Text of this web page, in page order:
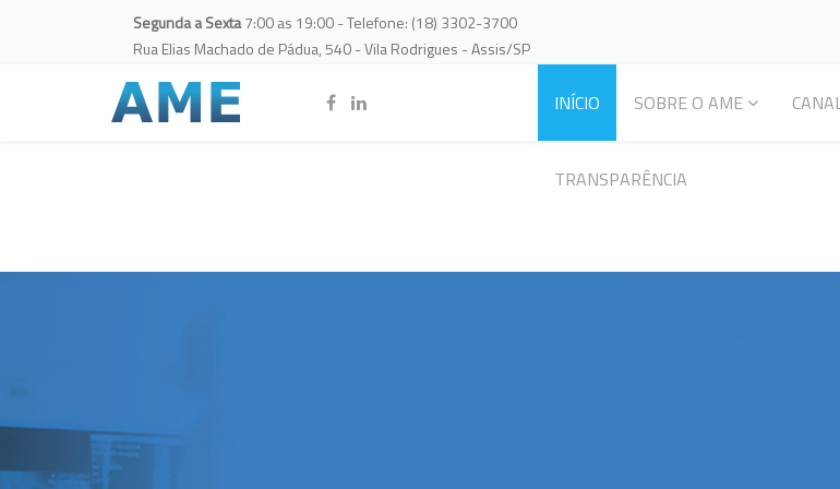
Segunda a Sexta7:00 as 19:00 - Telefone: (18) 3302-3700
Rua Elias Machado de Pádua, 540 - Vila Rodrigues - Assis/SP
INÍCIO SOBRE O AME
TRANSPARÊNCIA